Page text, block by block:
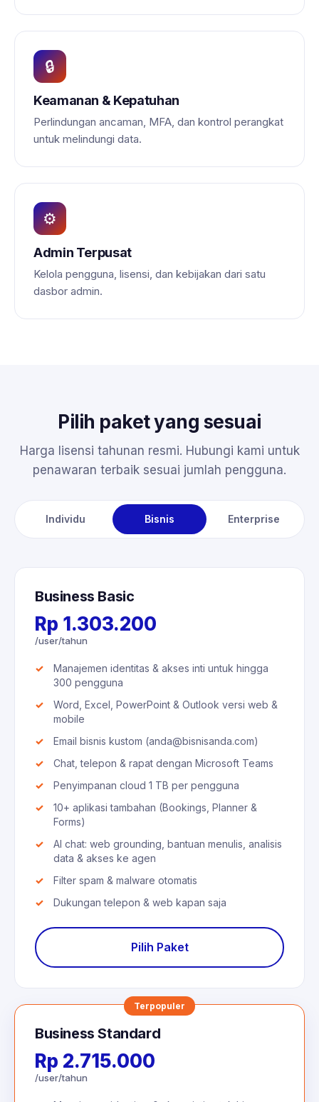
🔒
Keamanan & Kepatuhan
Perlindungan ancaman, MFA, dan kontrol perangkat
untuk melindungi data.
⚙️
Admin Terpusat
Kelola pengguna, lisensi, dan kebijakan dari satu
dasbor admin.
Pilih paket yang sesuai
Harga lisensi tahunan resmi. Hubungi kami untuk
penawaran terbaik sesuai jumlah pengguna.
Individu Bisnis Enterprise
Business Basic
Rp 1.303.200
/user/tahun
Manajemen identitas & akses inti untuk hingga
300 pengguna
Word, Excel, PowerPoint & Outlook versi web &
mobile
Email bisnis kustom (anda@bisnisanda.com)
Chat, telepon & rapat dengan Microsoft Teams
Penyimpanan cloud 1 TB per pengguna
10+ aplikasi tambahan (Bookings, Planner &
Forms)
AI chat: web grounding, bantuan menulis, analisis
data & akses ke agen
Filter spam & malware otomatis
Dukungan telepon & web kapan saja
Pilih Paket
Terpopuler
Business Standard
Rp 2.715.000
/user/tahun